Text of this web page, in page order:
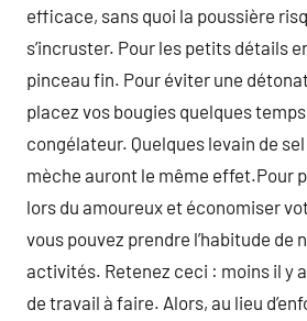
efficace, sans quoi la poussière
s’incruster. Pour les petits détails
pinceau fin. Pour éviter une
placez vos bougies quelques
congélateur. Quelques levain de
mèche auront le même effet.Pour
lors du amoureux et économiser
vous pouvez prendre l’habitude de
activités. Retenez ceci : moins il y a
de travail à faire. Alors, au lieu